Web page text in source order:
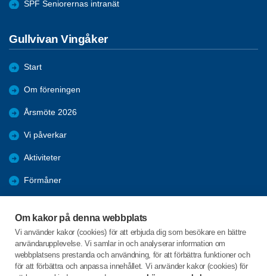
Om kakor på denna webbplats
Vi använder kakor (cookies) för att erbjuda dig som besökare en bättre
användarupplevelse. Vi samlar in och analyserar information om
webbplatsens prestanda och användning, för att förbättra funktioner och
för att förbättra och anpassa innehållet. Vi använder kakor (cookies) för
SPF Seniorernas intranät
Gullvivan Vingåker
Start
Om föreningen
Årsmöte 2026
Vi påverkar
Aktiviteter
Förmåner
Dataskydd
Bildgalleri